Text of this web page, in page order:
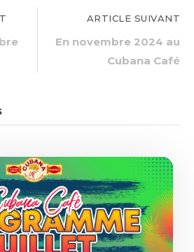
ARTICLE SUIVANT
En novembre 2024 au
Cubana Café